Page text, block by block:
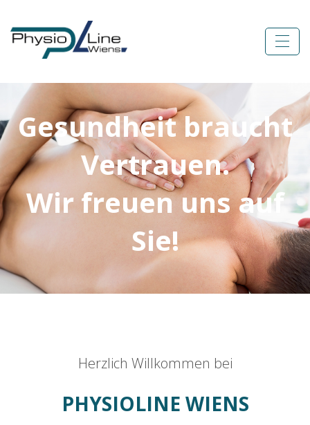
Gesundheit braucht
Vertrauen.
Wir freuen uns auf
Sie!
Herzlich Willkommen bei
PHYSIOLINE WIENS